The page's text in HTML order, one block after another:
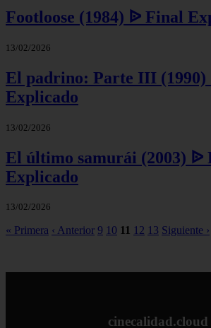
Footloose (1984) ᐉ Final
13/02/2026
El padrino: Parte III
Explicado
13/02/2026
El último samurái (2003) ᐉ
Explicado
13/02/2026
« Primera ‹ Anterior 9 10 11 12 13 Siguiente ›
cinecalidad.cloud